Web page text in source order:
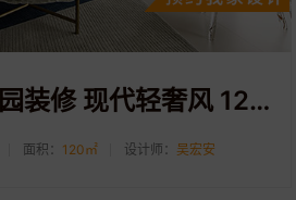
杭州凤栖花园装修 现代轻奢风 120平装修案例分享
面积： 120㎡ 设计师： 吴宏安